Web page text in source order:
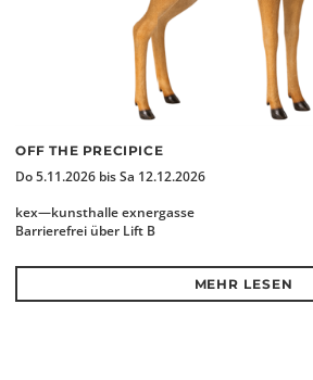
OFF THE PRECIPICE
Do 5.11.2026 bis Sa 12.12.2026
kex—kunsthalle exnergasse
Barrierefrei über Lift B
MEHR LESEN